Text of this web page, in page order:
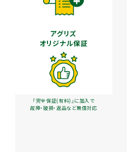
アグリズ
オリジナル保証
「完全保証(有料)」に加入で
故障・破損・返品など無償対応